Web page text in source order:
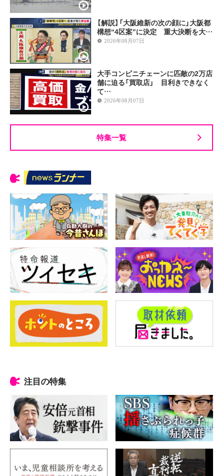
【解説】「大阪維新の次の顔に」大阪都
構想“4区案”に決定 重大決断を大…
2026年08月07日
大手コンビニチェーンに匹敵の2万店
舗に迫る「買取店」 目利きできなく
て…
2026年08月07日
特集一覧
注目の特集